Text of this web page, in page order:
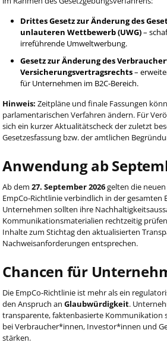
Drittes Gesetz zur Änderung des
unlauteren Wettbewerb (UWG)–
irreführende Umweltwerbung.
Gesetz zur Änderung des
Versicherungsvertragsrechts–
für Unternehmen im B2C‑Bereich.
Hinweis: Zeitpläne und finale Fassungen
parlamentarischen Verfahren ändern. Für
sich ein kurzer Aktualitätscheck der zuletzt
Gesetzesfassung bzw. der amtlichen
Anwendung ab
Ab dem27. September 2026gelten die
EmpCo‑Richtlinie verbindlich in der gesamten
Unternehmen sollten ihre
Kommunikationsmaterialien rechtzeitig
Inhalte zum Stichtag den aktualisierten
Nachweisanforderungen entsprechen.
Chancen für
Die EmpCo‑Richtlinie ist mehr als ein
den Anspruch anGlaubwürdigkeit.
transparente, faktenbasierte Kommunikation
bei Verbraucher*innen, Investor*innen und
stärken.